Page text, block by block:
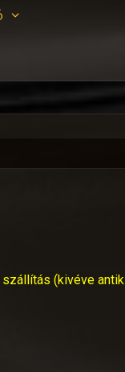
(kivéve antik